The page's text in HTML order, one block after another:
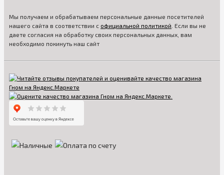
Мы получаем и обрабатываем персональные данные посетителей
нашего сайта в соответствии с официальной политикой . Если вы не
даете согласия на обработку своих персональных данных, вам
необходимо покинуть наш сайт